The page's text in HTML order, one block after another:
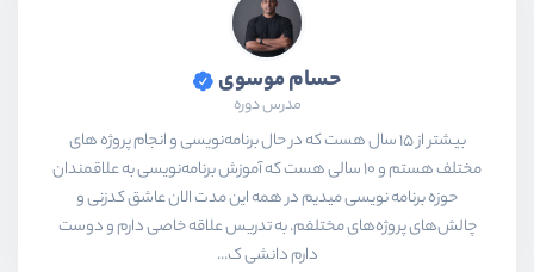
حسام موسوی
مدرس دوره
بیشتر از ۱۵ سال هست که در حال برنامه‌نویسی و انجام پروژه های
مختلف هستم و ۱۰ سالی هست که آموزش برنامه‌نویسی به علاقمندان
حوزه برنامه نویسی میدیم در همه این مدت الان عاشق کدزنی و
چالش‌های پروژه‌های مختلفم. به تدریس علاقه خاصی دارم و دوست
دارم دانشی ک...